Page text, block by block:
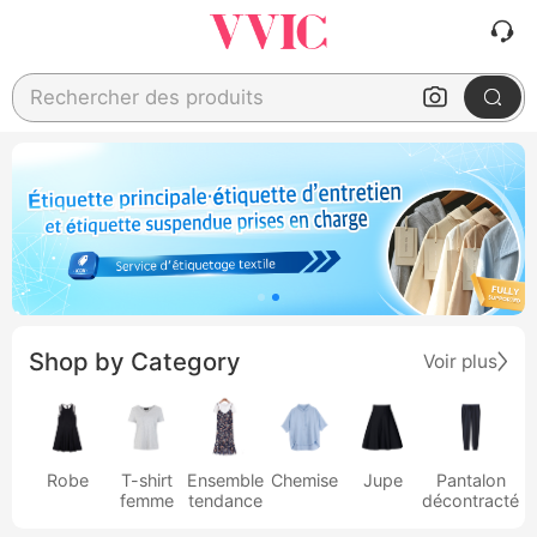
Rechercher des produits
Shop by Category Voir plus
Robe
T-shirt
femme
Ensemble
tendance
Chemise Jupe
Pantalon
décontracté